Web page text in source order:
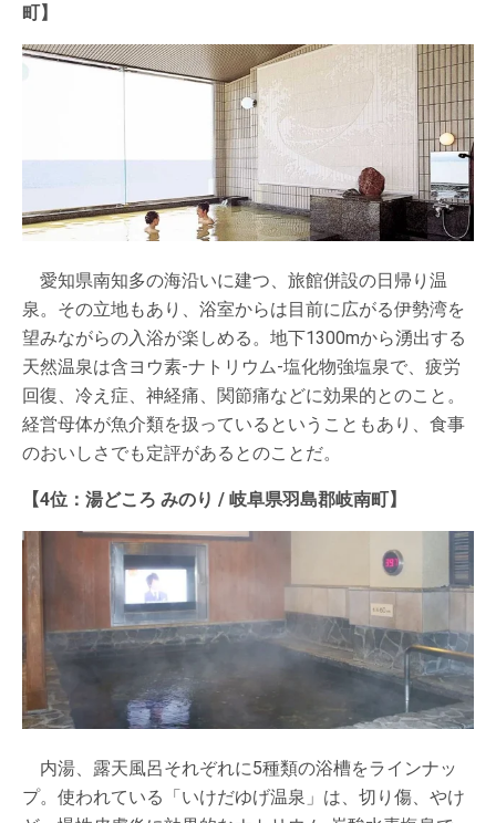
町】
愛知県南知多の海沿いに建つ、旅館併設の日帰り温
泉。その立地もあり、浴室からは目前に広がる伊勢湾を
望みながらの入浴が楽しめる。地下1300mから湧出する
天然温泉は含ヨウ素-ナトリウム-塩化物強塩泉で、疲労
回復、冷え症、神経痛、関節痛などに効果的とのこと。
経営母体が魚介類を扱っているということもあり、食事
のおいしさでも定評があるとのことだ。
【4位：湯どころ みのり / 岐阜県羽島郡岐南町】
内湯、露天風呂それぞれに5種類の浴槽をラインナッ
プ。使われている「いけだゆげ温泉」は、切り傷、やけ